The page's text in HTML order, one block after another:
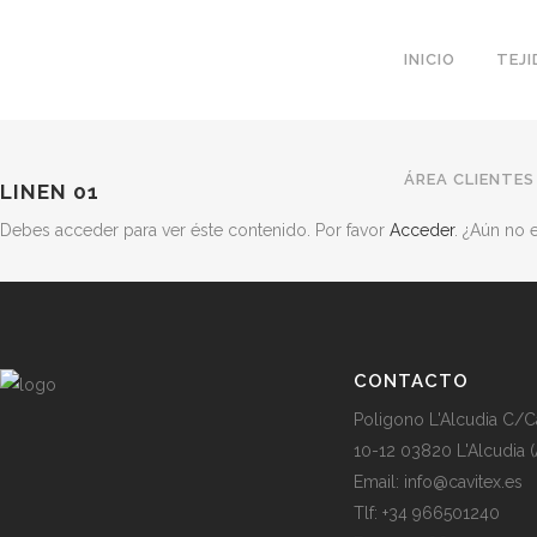
INICIO
ÁREA CLIENTES
LINEN 01
Debes acceder para ver éste contenido. Por favor Acceder. ¿Aún no
CONTACTO
Poligono L'Alcudia C/
10-12 03820 L'Alcudia
Email: info@cavitex.es
Tlf: +34 966501240